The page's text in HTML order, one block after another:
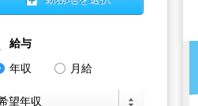
給与
年収
月給